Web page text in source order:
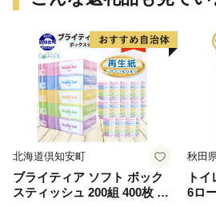
北海道倶知安町
ブライティア ソフト ボック
スティッシュ 200組 400枚 60
秋田
ト
6ロ